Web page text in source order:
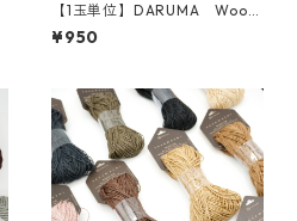
【1玉単位】DARUMA Wool
Mohair(ウールモヘヤ)
¥950